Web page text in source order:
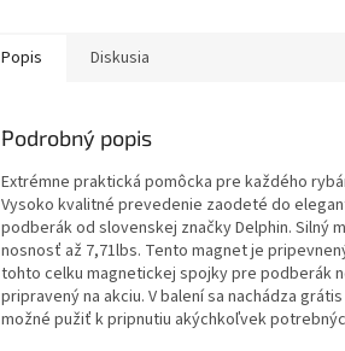
Popis Diskusia
Podrobný popis
Extrémne praktická pomôcka pre každého
Vysoko kvalitné prevedenie zaodeté do
podberák od slovenskej značky Delphin. Silný
nosnosť až 7,71lbs. Tento magnet je
tohto celku magnetickej spojky pre podberák
pripravený na akciu. V balení sa nachádza
možné pužiť k pripnutiu akýchkoľvek